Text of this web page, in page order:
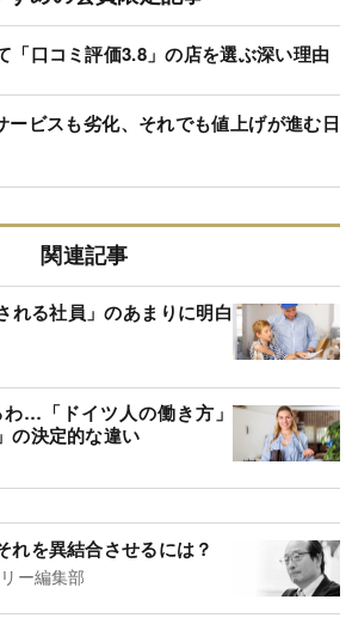
「口コミ評価3.8」の店を選ぶ深い理由
ービスも劣化、それでも値上げが進む日
関連記事
れる社員」のあまりに明白
…「ドイツ人の働き方」
の決定的な違い
れを異結合させるには？
ー編集部